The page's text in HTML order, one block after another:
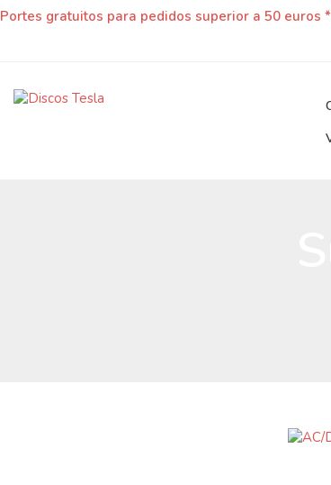
Portes gratuitos para pedidos superior a 50 euros *